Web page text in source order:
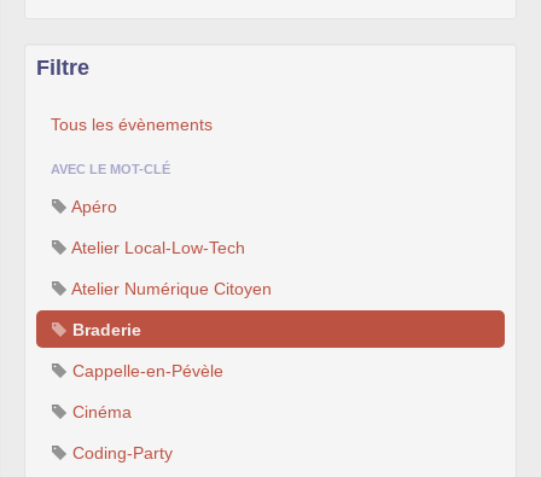
Filtre
Tous les évènements
AVEC LE MOT-CLÉ
Apéro
Atelier Local-Low-Tech
Atelier Numérique Citoyen
Braderie
Cappelle-en-Pévèle
Cinéma
Coding-Party